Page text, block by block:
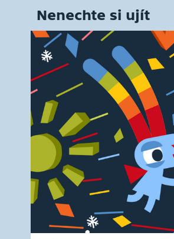
Nenechte si ujít